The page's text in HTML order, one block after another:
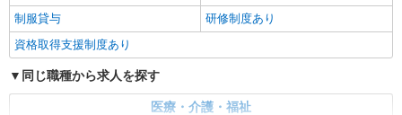
制服貸与
研修制度あり
資格取得支援制度あり
同じ職種から求人を探す
医療・介護・福祉